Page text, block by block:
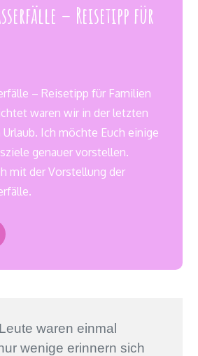
– Reisetipp für
– Reisetipp für Familien
waren wir in der letzten
Urlaub. Ich möchte Euch einige
genauer vorstellen.
mit der Vorstellung der
waren einmal
wenige erinnern sich